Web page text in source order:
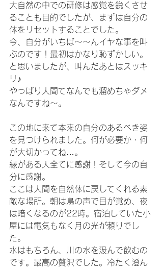
大自然の中での研修は感覚を鋭くさせ
ることも目的でしたが、まずは自分の
体をリセットすることでした。
今、自分がいちば～～んイヤな事を叫
ぶのです！最初はかなり恥ずかしい。
と思いましたが、叫んだあとはスッキ
リ♪
やっぱり人間てなんでも溜めちゃダメ
なんですね～。
この地に来て本来の自分のあるべき姿
を見つけられました。何が必要か・何
が大切かってね…。
縁がある人全てに感謝！そして今の自
分に感謝。
ここは人間を自然体に戻してくれる素
敵な場所。朝は鳥の声で目が覚め、夜
は暗くなるのが22時。宿泊していた小
屋には電気もなく月の光が頼りでし
た。
水はもちろん、川の水を汲んで飲むの
です。最高の贅沢でした。冷たく澄ん